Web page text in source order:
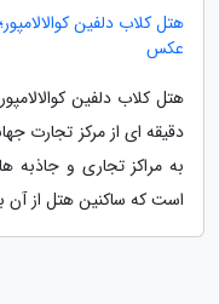
هتل کلاب دلفین
عکس
دقیقه ای از مرکز تجارت
به مراکز تجاری و جاذبه
است که ساکنین هتل از آن